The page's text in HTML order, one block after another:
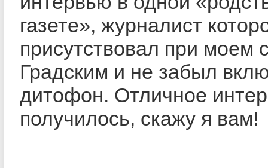
газете», журналист
присутствовал при моем
Градским и не забыл
дитофон. Отличное
получилось, скажу я вам!